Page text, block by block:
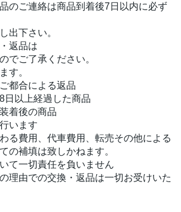
のご連絡は商品到着後7日以内に必ず
出下さい。
返品は
でご了承ください。
す。
都合による返品
日以上経過した商品
着後の商品
います
る費用、代車費用、転売その他による
の補填は致しかねます。
て一切責任を負いません
理由での交換・返品は一切お受けいた